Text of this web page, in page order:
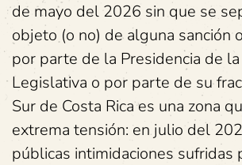
de mayo del 2026 sin que se
objeto (o no) de alguna sanción
por parte de la Presidencia de
Legislativa o por parte de su
Sur de Costa Rica es una zona
extrema tensión: en julio del
públicas intimidaciones sufridas